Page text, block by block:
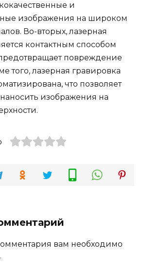
и
изображения на широком
Во-вторых, лазерная
контактным способом
повреждение
того, лазерная гравировка
что позволяет
изображения на
вам необходимо
.